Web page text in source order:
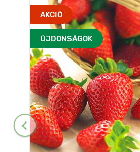
AKCIÓ
ÚJDONSÁGOK